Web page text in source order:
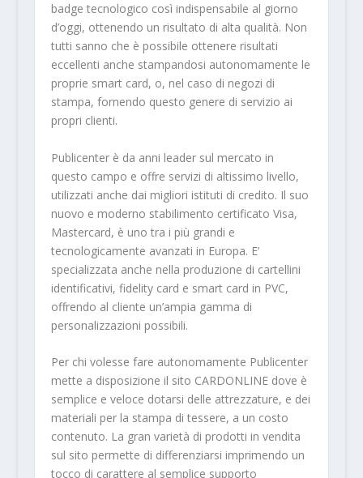
badge tecnologico così indispensabile al giorno
d’oggi, ottenendo un risultato di alta qualità. Non
tutti sanno che è possibile ottenere risultati
eccellenti anche stampandosi autonomamente le
proprie smart card, o, nel caso di negozi di
stampa, fornendo questo genere di servizio ai
propri clienti.
Publicenter è da anni leader sul mercato in
questo campo e offre servizi di altissimo livello,
utilizzati anche dai migliori istituti di credito. Il suo
nuovo e moderno stabilimento certificato Visa,
Mastercard, è uno tra i più grandi e
tecnologicamente avanzati in Europa. E’
specializzata anche nella produzione di cartellini
identificativi, fidelity card e smart card in PVC,
offrendo al cliente un’ampia gamma di
personalizzazioni possibili.
Per chi volesse fare autonomamente Publicenter
mette a disposizione il sito CARDONLINE dove è
semplice e veloce dotarsi delle attrezzature, e dei
materiali per la stampa di tessere, a un costo
contenuto. La gran varietà di prodotti in vendita
sul sito permette di differenziarsi imprimendo un
tocco di carattere al semplice supporto